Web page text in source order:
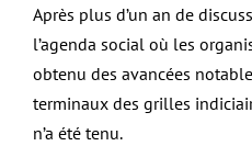
Après plus d’un an de
l’agenda social où les
obtenu des avancées
terminaux des grilles
n’a été tenu.